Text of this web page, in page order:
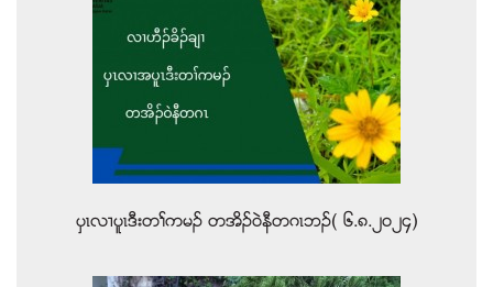
ပွၚလ႕ပူၚဒီးတႈကမဥ တအိဥ၀ဲနီတဂၚဘဥ( ၆.၈.၂၀၂၄)